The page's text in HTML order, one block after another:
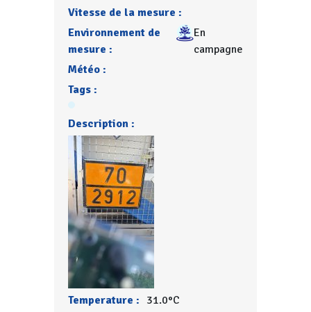
Vitesse de la mesure :
Environnement de
mesure :
En
campagne
Météo :
Tags :
Description :
Temperature : 31.0°C